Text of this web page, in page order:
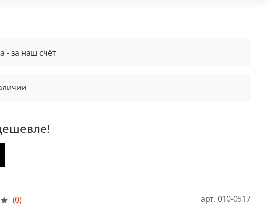
- за наш счёт
(0) арт. 010-0517